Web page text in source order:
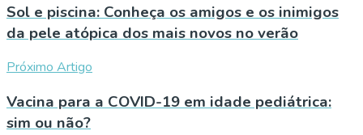
Sol e piscina: Conheça os amigos e os inimigos
da pele atópica dos mais novos no verão
Próximo Artigo
Vacina para a COVID-19 em idade pediátrica:
sim ou não?